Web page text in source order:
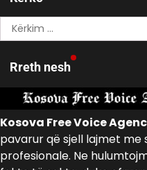
Kërko
për:
Rreth nesh
Kosova Free Voice
pavarur që sjell lajmet
profesionale. Ne